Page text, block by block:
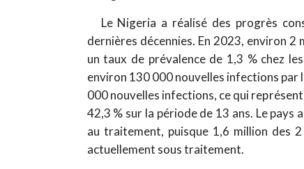
Le Nigeria a réalisé des progrès
dernières décennies. En 2023, environ
un taux de prévalence de 1,3 % chez
environ 130 000 nouvelles infections par
000 nouvelles infections, ce qui
42,3 % sur la période de 13 ans. Le
au traitement, puisque 1,6 million des
actuellement sous traitement.